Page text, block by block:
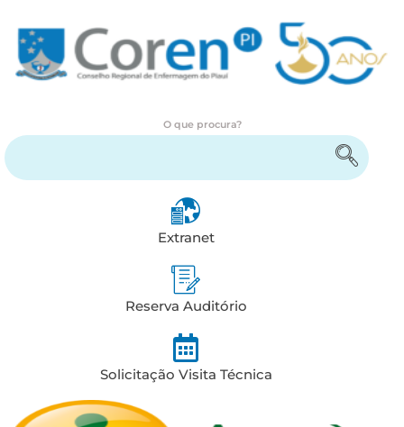
O que procura?
Extranet
Reserva Auditório
Solicitação Visita Técnica